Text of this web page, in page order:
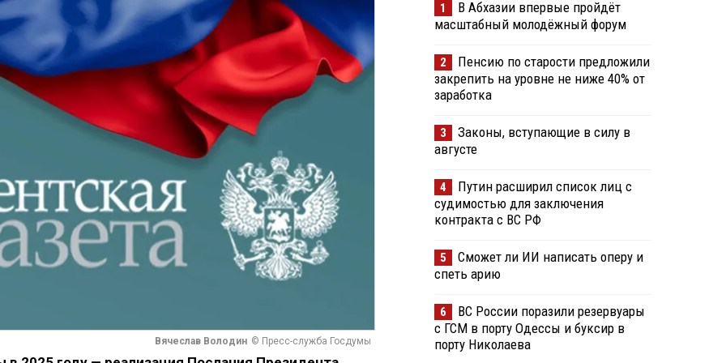
Вячеслав Володин © Пресс-служба Госдумы
1
В Абхазии впервые пройдёт
масштабный молодёжный форум
2
Пенсию по старости предложили
закрепить на уровне не ниже 40% от
заработка
3
Законы, вступающие в силу в
августе
4
Путин расширил список лиц с
судимостью для заключения
контракта с ВС РФ
5
Сможет ли ИИ написать оперу и
спеть арию
6
ВС России поразили резервуары
с ГСМ в порту Одессы и буксир в
порту Николаева